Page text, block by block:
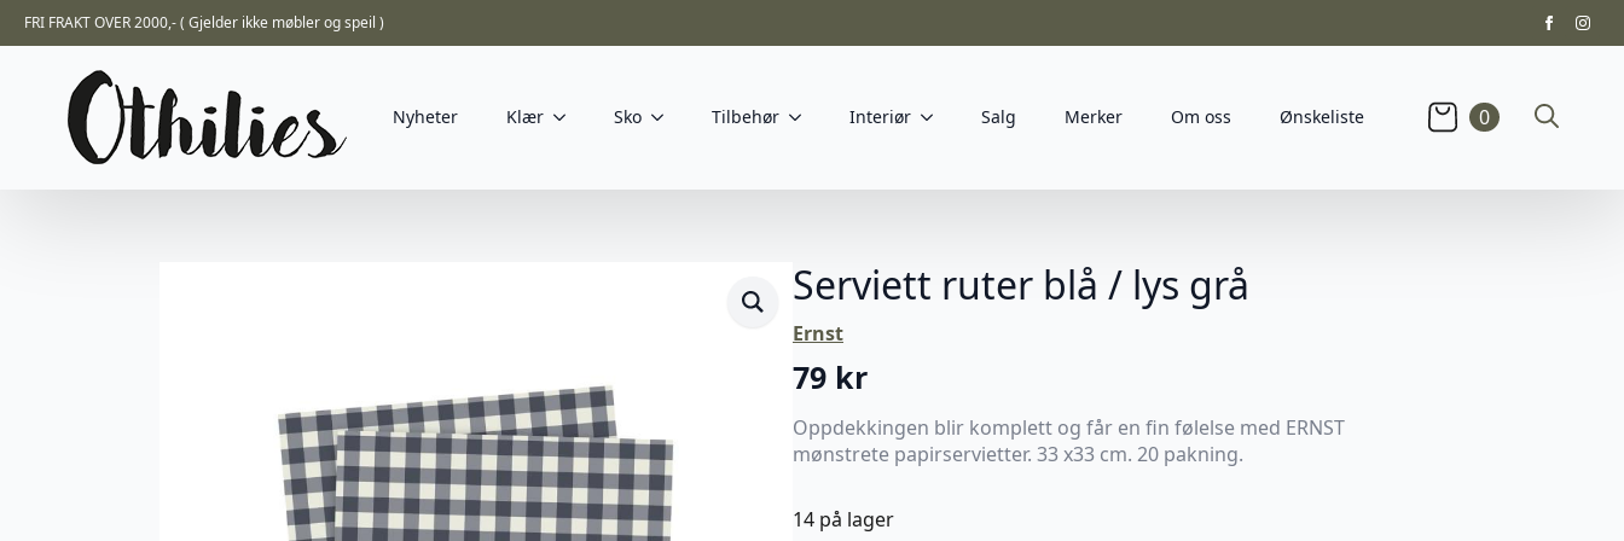
FRI FRAKT OVER 2000,- ( Gjelder ikke møbler og speil )
Nyheter Klær Sko Tilbehør Interiør Salg Merker Om oss Ønskeliste
0
for:
Serviett ruter blå / lys grå
Ernst
79 kr
Oppdekkingen blir komplett og får en fin følelse med ERNST
mønstrete papirservietter. 33 x33 cm. 20 pakning.
14 på lager